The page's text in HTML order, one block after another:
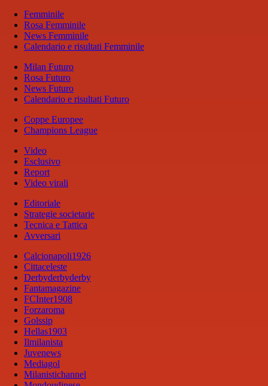
Femminile
Rosa Femminile
News Femminile
Calendario e risultati Femminile
Milan Futuro
Rosa Futuro
News Futuro
Calendario e risultati Futuro
Coppe Europee
Champions League
Video
Esclusivo
Report
Video virali
Editoriale
Strategie societarie
Tecnica e Tattica
Avversari
Calcionapoli1926
Cittaceleste
Derbyderbyderby
Fantamagazine
FCInter1908
Forzaroma
Golssip
Hellas1903
Ilmilanista
Juvenews
Mediagol
Milanistichannel